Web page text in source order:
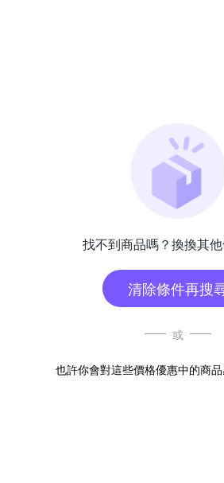
找不到商品嗎？換換其他
清除條件再搜
或
也許你會對這些價格優惠中的商品